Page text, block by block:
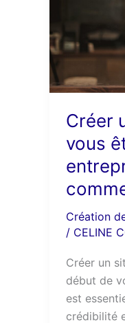
Créer
vous
Création
/ CELINE
Créer un
début de
est
crédibilité
vous
êtes
auto-
:
où
?